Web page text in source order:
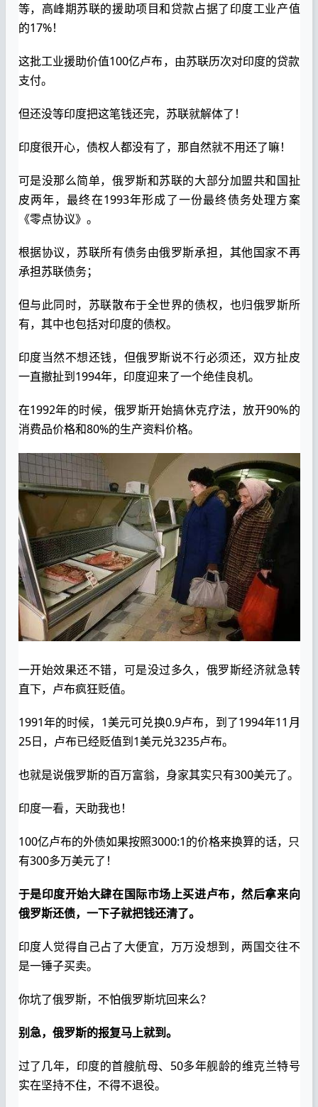
等，高峰期苏联的援助项目和贷款占据了印度工业产值
的17%！
这批工业援助价值100亿卢布，由苏联历次对印度的贷款
支付。
但还没等印度把这笔钱还完，苏联就解体了！
印度很开心，债权人都没有了，那自然就不用还了嘛！
可是没那么简单，俄罗斯和苏联的大部分加盟共和国扯
皮两年，最终在1993年形成了一份最终债务处理方案
《零点协议》。
根据协议，苏联所有债务由俄罗斯承担，其他国家不再
承担苏联债务；
但与此同时，苏联散布于全世界的债权，也归俄罗斯所
有，其中也包括对印度的债权。
印度当然不想还钱，但俄罗斯说不行必须还，双方扯皮
一直撤扯到1994年，印度迎来了一个绝佳良机。
在1992年的时候，俄罗斯开始搞休克疗法，放开90%的
消费品价格和80%的生产资料价格。
一开始效果还不错，可是没过多久，俄罗斯经济就急转
直下，卢布疯狂贬值。
1991年的时候，1美元可兑换0.9卢布，到了1994年11月
25日，卢布已经贬值到1美元兑3235卢布。
也就是说俄罗斯的百万富翁，身家其实只有300美元了。
印度一看，天助我也！
100亿卢布的外债如果按照3000:1的价格来换算的话，只
有300多万美元了！
于是印度开始大肆在国际市场上买进卢布，然后拿来向
俄罗斯还债，一下子就把钱还清了。
印度人觉得自己占了大便宜，万万没想到，两国交往不
是一锤子买卖。
你坑了俄罗斯，不怕俄罗斯坑回来么？
别急，俄罗斯的报复马上就到。
过了几年，印度的首艘航母、50多年舰龄的维克兰特号
实在坚持不住，不得不退役。